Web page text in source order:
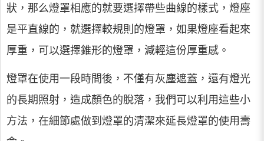
狀，那么燈罩相應的就要選擇帶些曲線的樣式，燈座
是平直線的，就選擇較規則的燈罩，如果燈座看起來
厚重，可以選擇錐形的燈罩，減輕這份厚重感。
燈罩在使用一段時間後，不僅有灰塵遮蓋，還有燈光
的長期照射，造成顏色的脫落，我們可以利用這些小
方法，在細節處做到燈罩的清潔來延長燈罩的使用壽